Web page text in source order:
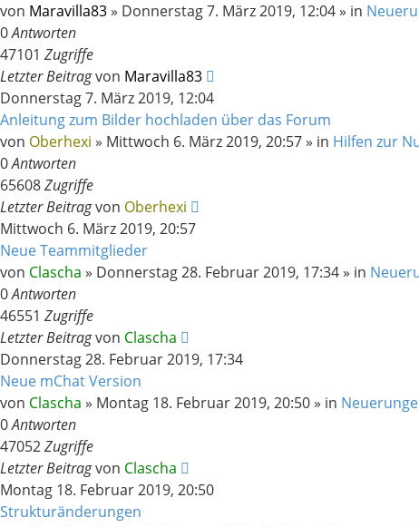
von Maravilla83» Donnerstag 7. März 2019, 12:04» in
0Antworten
47101 Zugriffe
Letzter Beitragvon Maravilla83
Donnerstag 7. März 2019, 12:04
Anleitung zum Bilder hochladen über das Forum
von Oberhexi » Mittwoch 6. März 2019, 20:57» in Hilfen zur
0Antworten
65608Zugriffe
Letzter Beitragvon Oberhexi
Mittwoch 6. März 2019, 20:57
Neue Teammitglieder
von Clascha » Donnerstag 28. Februar 2019, 17:34» in
0Antworten
46551 Zugriffe
Letzter Beitragvon Clascha
Donnerstag 28. Februar 2019, 17:34
Neue mChat Version
von Clascha » Montag 18. Februar 2019, 20:50» in
0Antworten
47052Zugriffe
Letzter Beitragvon Clascha
Montag 18. Februar 2019, 20:50
Strukturänderungen